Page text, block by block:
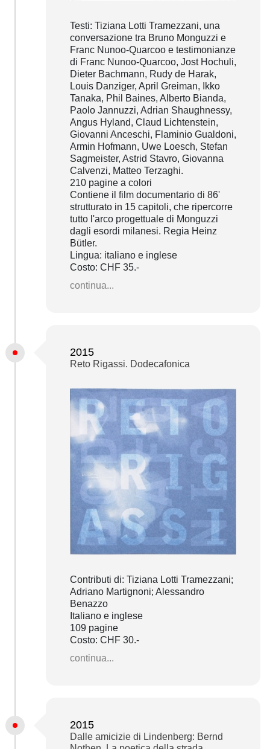
Testi: Tiziana Lotti Tramezzani, una
conversazione tra Bruno Monguzzi e
Franc Nunoo-Quarcoo e testimonianze
di Franc Nunoo-Quarcoo, Jost Hochuli,
Dieter Bachmann, Rudy de Harak,
Louis Danziger, April Greiman, Ikko
Tanaka, Phil Baines, Alberto Bianda,
Paolo Jannuzzi, Adrian Shaughnessy,
Angus Hyland, Claud Lichtenstein,
Giovanni Anceschi, Flaminio Gualdoni,
Armin Hofmann, Uwe Loesch, Stefan
Sagmeister, Astrid Stavro, Giovanna
Calvenzi, Matteo Terzaghi.
210 pagine a colori
Contiene il film documentario di 86'
strutturato in 15 capitoli, che ripercorre
tutto l'arco progettuale di Monguzzi
dagli esordi milanesi. Regia Heinz
Bütler.
Lingua: italiano e inglese
Costo: CHF 35.-
continua...
2015
Reto Rigassi. Dodecafonica
Contributi di: Tiziana Lotti Tramezzani;
Adriano Martignoni; Alessandro
Benazzo
Italiano e inglese
109 pagine
Costo: CHF 30.-
continua...
2015
Dalle amicizie di Lindenberg: Bernd